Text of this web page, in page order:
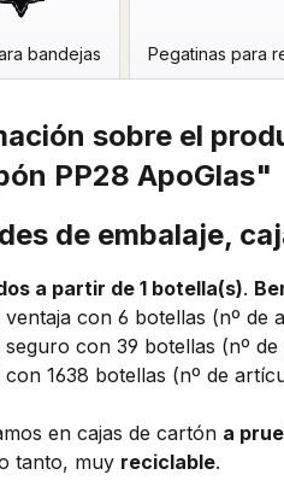
bandejas Pegatinas para
sobre el
PP28 ApoGlas"
de embalaje,
a partir de 1 botella(s).
ventaja con 6 botellas (nº de
seguro con 39 botellas (nº de
con 1638 botellas (nº de
en cajas de cartón a
tanto, muy reciclable.